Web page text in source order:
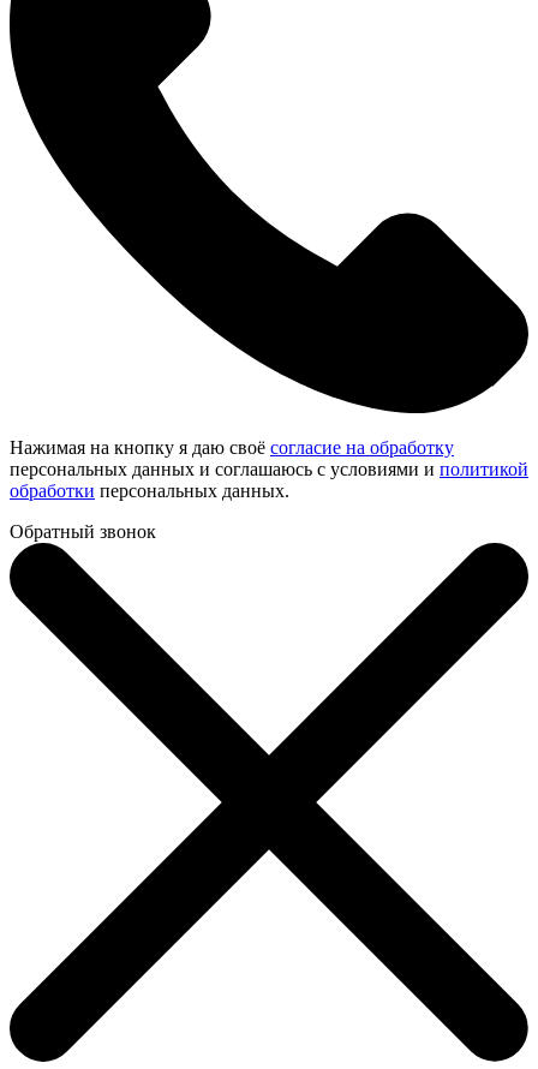
Нажимая на кнопку я даю своё согласие на обработку
персональных данных и соглашаюсь с условиями и политикой
обработки персональных данных.
Обратный звонок